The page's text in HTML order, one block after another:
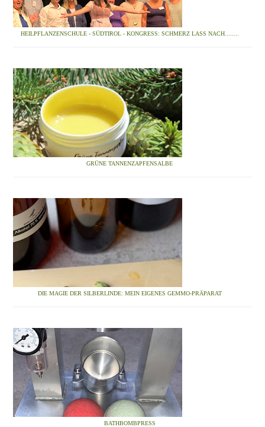
HEILPFLANZENSCHULE - SÜDTIROL - KONGRESS: SCHMERZ LASS NACH........
GRÜNE TANNENZAPFENSALBE
DIE MAGIE DER SILBERLINDE: MEIN EIGENES GEMMO-PRÄPARAT
BATHBOMBPRESS